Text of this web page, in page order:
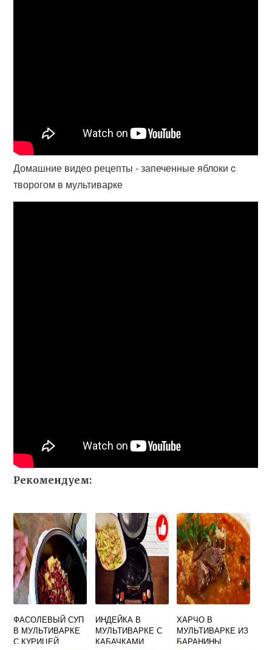
Домашние видео рецепты - запеченные яблоки c
творогом в мультиварке
Рекомендуем:
ФАСОЛЕВЫЙ СУП
В МУЛЬТИВАРКЕ
С КУРИЦЕЙ
ИНДЕЙКА В
МУЛЬТИВАРКЕ С
КАБАЧКАМИ
ХАРЧО В
МУЛЬТИВАРКЕ ИЗ
БАРАНИНЫ